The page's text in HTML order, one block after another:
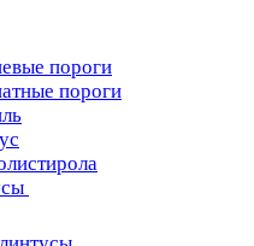
пороги
пороги